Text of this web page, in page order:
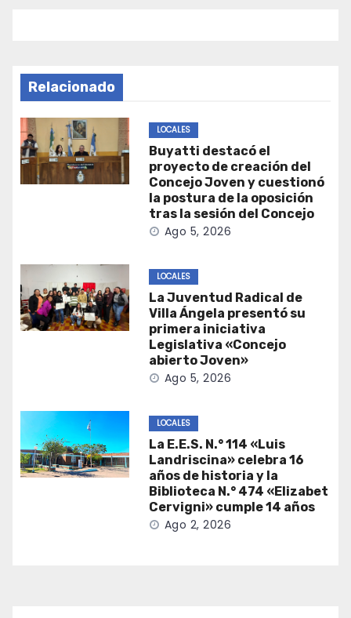
Relacionado
LOCALES
Buyatti destacó el
proyecto de creación del
Concejo Joven y cuestionó
la postura de la oposición
tras la sesión del Concejo
Ago 5, 2026
LOCALES
La Juventud Radical de
Villa Ángela presentó su
primera iniciativa
Legislativa «Concejo
abierto Joven»
Ago 5, 2026
LOCALES
La E.E.S. N.° 114 «Luis
Landriscina» celebra 16
años de historia y la
Biblioteca N.° 474 «Elizabet
Cervigni» cumple 14 años
Ago 2, 2026